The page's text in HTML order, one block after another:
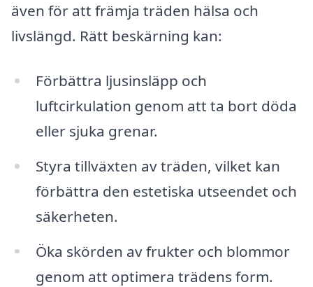
även för att främja träden hälsa och
livslängd. Rätt beskärning kan:
Förbättra ljusinsläpp och
luftcirkulation genom att ta bort döda
eller sjuka grenar.
Styra tillväxten av träden, vilket kan
förbättra den estetiska utseendet och
säkerheten.
Öka skörden av frukter och blommor
genom att optimera trädens form.